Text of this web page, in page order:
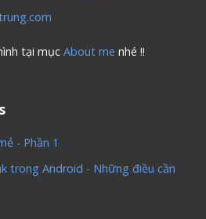
tại mụcAbout me nhé !!
- Phần 1
trong Android - Những điều cần